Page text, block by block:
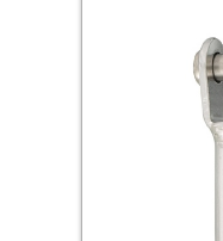
Крюки, кольца с
Крюки, кольца с